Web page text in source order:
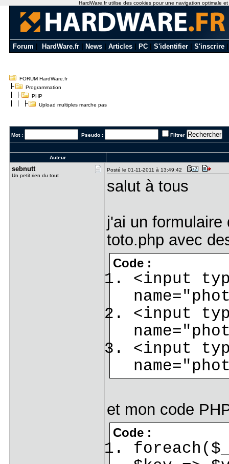
Forum HardWare.fr News Articles PC S'identifier S'inscrire
FORUM HardWare.fr
Programmation
PHP
Upload multiples marche pas
Mot : Pseudo : Filtrer
Auteur
sebnutt
Un petit rien du tout
Posté le 01-11-2011 à 13:49:42
salut à tous
j'ai un
toto.php avec
Code :
<input
<input
<input
et mon code
Code :
HardWare.fr utilise des cookies pour une navigation optimale